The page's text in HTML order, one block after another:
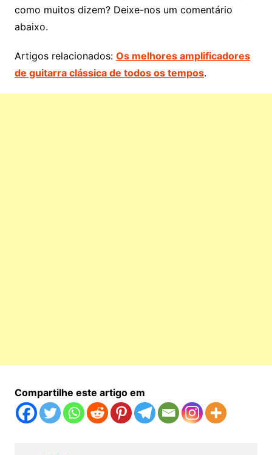
como muitos dizem? Deixe-nos um comentário
abaixo.
Artigos relacionados: Os melhores amplificadores
de guitarra clássica de todos os tempos.
Compartilhe este artigo em